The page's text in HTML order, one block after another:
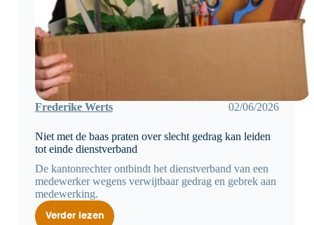
Frederike Werts 02/06/2026
Niet met de baas praten over slecht gedrag kan leiden
tot einde dienstverband
De kantonrechter ontbindt het dienstverband van een
medewerker wegens verwijtbaar gedrag en gebrek aan
medewerking.
Verder lezen
Niet